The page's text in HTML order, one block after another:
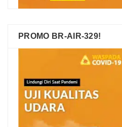
PROMO BR-AIR-329!